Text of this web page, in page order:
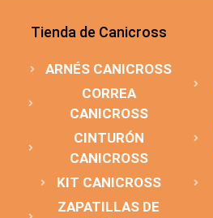
Tienda de Canicross
ARNÉS CANICROSS
CORREA
CANICROSS
CINTURÓN
CANICROSS
KIT CANICROSS
ZAPATILLAS DE